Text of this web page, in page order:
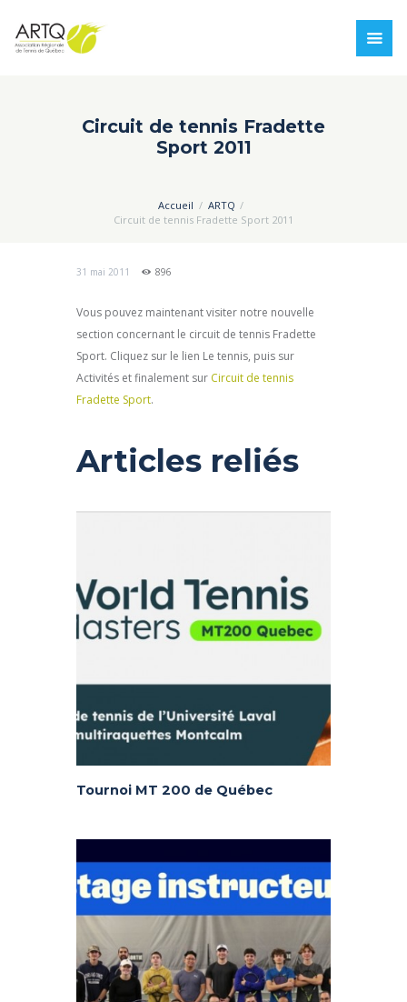
Circuit de tennis Fradette
Sport 2011
Accueil
ARTQ
Circuit de tennis Fradette Sport 2011
31 mai 2011 896
Vous pouvez maintenant visiter notre nouvelle
section concernant le circuit de tennis Fradette
Sport. Cliquez sur le lien Le tennis, puis sur
Activités et finalement sur Circuit de tennis
Fradette Sport.
Articles reliés
Tournoi MT 200 de Québec